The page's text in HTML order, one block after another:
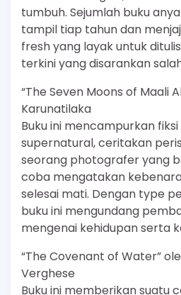
tumbuh. Sejumlah buku
tampil tiap tahun dan
fresh yang layak untuk
terkini yang disarankan
“The Seven Moons of Maali
Karunatilaka
Buku ini mencampurkan
supernatural, ceritakan
seorang photografer yang
coba mengatakan
selesai mati. Dengan type
buku ini mengundang
mengenai kehidupan serta
“The Covenant of Water”
Verghese
Buku ini memberikan suatu